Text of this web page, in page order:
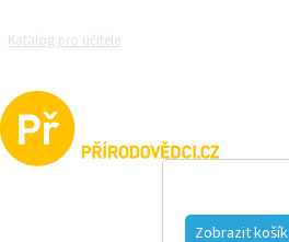
Katalog pro učitele
Zobrazit košík